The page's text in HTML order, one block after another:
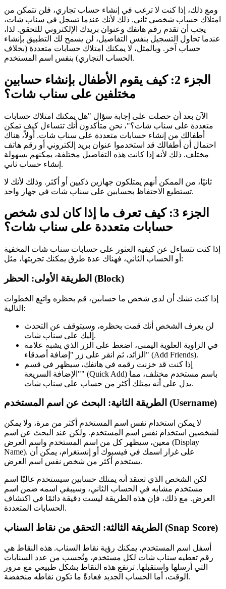
ومع ذلك، إذا كنت لا ترغب في إنشاء حساب تجاري، فلن تتمكن من
امتلاك حساب شخصي ثاني. ذلك لأنك عندما تسجل في سناب شات،
يجب أن تقدم رقم هاتفك وعنوان بريدك الإلكتروني للتحقق. لذا،
عندما تحاول التسجيل بنفس التفاصيل، لن يسمح لك التطبيق بإنشاء
حساب آخر. وبالمثل، لا يمكنك امتلاك حسابات متعددة (بخلاف
الحساب التجاري) بنفس اسم المستخدم.
الجزء 2: كيف يقوم الأطفال بإنشاء حسابين
مختلفين على سناب شات؟
الآن بعد أن حصلت على إجابة سؤال "هل يمكنك امتلاك حسابات
متعددة على سناب شات؟"، نحن متأكدون أنك تتساءل كيف تمكن
أطفالك من إنشاء حسابات متعددة على سناب شات. أولاً، هناك
احتمال أن أطفالك قد استخدموا عنوان بريد إلكتروني أو رقم هاتف
مختلف. ذلك لأنه إذا كانت هذه التفاصيل مختلفة، يمكنهم بسهولة
إنشاء حساب ثاني.
ثانيًا، من الممكن أنهم يمتلكون جهازين ذكيين أو أكثر. وذلك لأنك لا
تستطيع الاحتفاظ بحسابين على سناب شات في جهاز واحد.
الجزء 3: كيف تعرف ما إذا كان لدى شخص
حسابات متعددة على سناب شات؟
إذا كنت تتساءل عن كيفية العثور على حسابات سناب شات المخفية
أو الحساب الثاني، فهناك عدة طرق يمكنك تجربتها، مثل:
الطريقة الأولى: الحظر (Block)
إذا كنت تشك أن لدى شخص ما حسابين، قم بحظره واتبِع الخطوات
التالية:
لن يعرف الشخص أنك قمت بحظره، وسيتوقف عن التحدث
إليك على سناب شات.
في الزاوية العلوية اليمنى، اضغط على الزر الذي يشبه علامة
الزائد، ثم انقر على زر "إضافة أصدقاء" (Add Friends).
إذا كنت قد خزنت رقمه في هاتفك، سيظهر في قسم
"الإضافة السريعة" (Quick Add) باسم مستخدم مختلف، مما
يدل على أنه يمتلك أكثر من حساب على سناب شات.
الطريقة الثانية: البحث عن اسم المستخدم (Username)
لا يمكن استخدام نفس اسم المستخدم أكثر من مرة، ولا يمكن
لشخصين استخدام نفس اسم المستخدم. ولكن عند البحث عن اسم
معين، سيظهر كل من اسم المستخدم واسم العرض (Display
Name). على غرار اسمك في فيسبوك أو إنستغرام، يمكن أن
يستخدم أكثر من شخص نفس اسم العرض.
لكن الشخص الذي تعتقد أنه يمتلك حسابين سيستخدم غالبًا اسم
مستخدم مشابه في الحساب الثاني، وسيبقي اسمه ضمن اسم
العرض. مع ذلك، فإن هذه الطريقة ليست دقيقة دائمًا في اكتشاف
الحسابات المتعددة.
الطريقة الثالثة: التحقق من نقاط السناب (Snap Score)
أسفل اسم المستخدم، يمكنك رؤية نقاط السناب. هذه النقاط هي
رقم تعطيه سناب شات لكل مستخدم، وتُحسب من عدد السنابات
التي أرسلها واستقبلها. ترتفع هذه النقاط بشكل طبيعي مع مرور
الوقت، أما الحساب الجديد فعادةً ما تكون نقاطه منخفضة.